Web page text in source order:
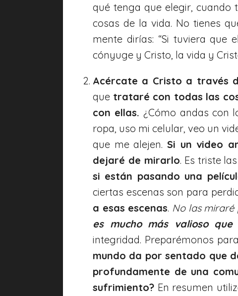
qué tenga que elegir, cuando
cosas de la vida. No tienes
mente dirías: “Si tuviera
cónyuge y Cristo, la vida y
Acércate a Cristo a través
que trataré con todas las
con ellas. ¿Cómo andas con
ropa, uso mi celular, veo un
que me alejen. Si un video
dejaré de mirarlo. Es triste
si están pasando una
ciertas escenas son para
a esas escenas. No las miraré
es mucho más valioso
integridad. Preparémonos
mundo da por sentado que
profundamente de una
sufrimiento? En resumen